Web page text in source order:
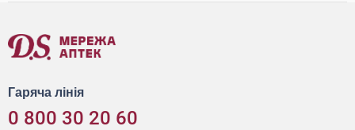
Гаряча лінія
0 800 30 20 60